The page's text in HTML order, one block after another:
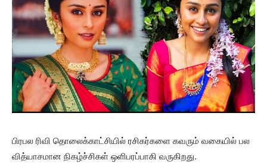
பிரபல ரிவி தொலைக்காட்சியில் ரசிகர்களை கவரும் வகையில் பல
வித்யாசமான நிகழ்ச்சிகள் ஒளிபரப்பாகி வருகிறது.